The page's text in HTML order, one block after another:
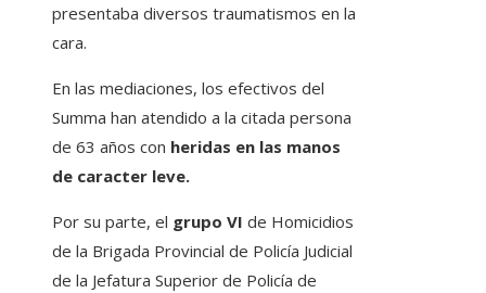
presentaba diversos traumatismos en la
cara.
En las mediaciones, los efectivos del
Summa han atendido a la citada persona
de 63 años con heridas en las manos
de caracter leve.
Por su parte, el grupo VI de Homicidios
de la Brigada Provincial de Policía Judicial
de la Jefatura Superior de Policía de